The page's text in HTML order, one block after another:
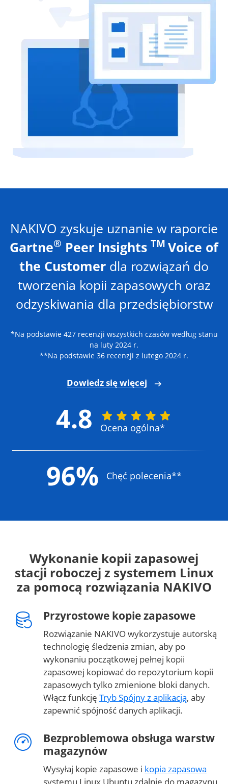
NAKIVO zyskuje uznanie w raporcie
Gartne® Peer Insights TM Voice of
the Customer dla rozwiązań do
tworzenia kopii zapasowych oraz
odzyskiwania dla przedsiębiorstw
*Na podstawie 427 recenzji wszystkich czasów według stanu
na luty 2024 r.
**Na podstawie 36 recenzji z lutego 2024 r.
Dowiedz się więcej
4.8 Ocena ogólna*
96% Chęć polecenia**
Wykonanie kopii zapasowej
stacji roboczej z systemem Linux
za pomocą rozwiązania NAKIVO
Przyrostowe kopie zapasowe
Rozwiązanie NAKIVO wykorzystuje autorską
technologię śledzenia zmian, aby po
wykonaniu początkowej pełnej kopii
zapasowej kopiować do repozytorium kopii
zapasowych tylko zmienione bloki danych.
Włącz funkcję Tryb Spójny z aplikacją, aby
zapewnić spójność danych aplikacji.
Bezproblemowa obsługa warstw
magazynów
Wysyłaj kopie zapasowe i kopia zapasowa
systemu Linux Ubuntu zdalnie do magazynu,